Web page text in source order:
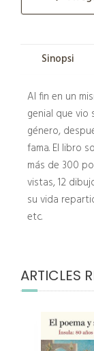
Sinopsi
Al fin en un
genial que vio
género,
fama. El libro
más de 300
vistas, 12
su vida
etc.
ARTICLES